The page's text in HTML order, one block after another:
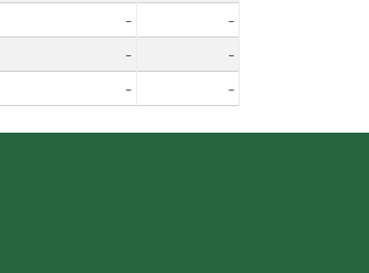
-
-
-
-
- -